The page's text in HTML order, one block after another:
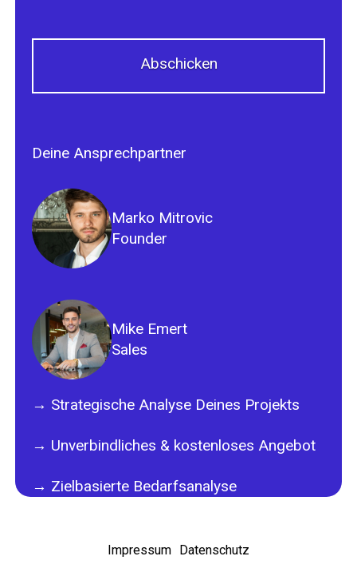
Deine Ansprechpartner
Marko Mitrovic
Founder
Mike Emert
Sales
→ Strategische Analyse Deines Projekts
→ Unverbindliches & kostenloses Angebot
→ Zielbasierte Bedarfsanalyse
Impressum Datenschutz